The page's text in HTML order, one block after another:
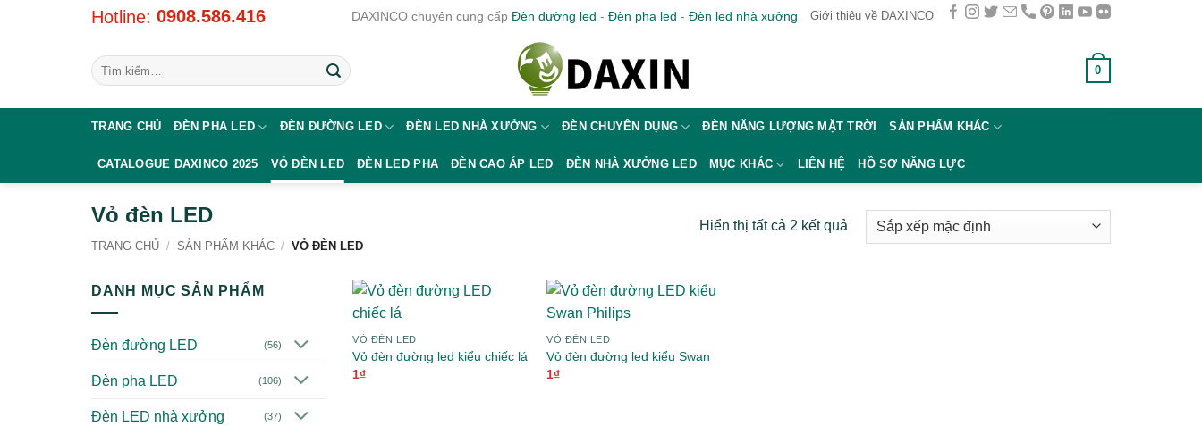
Hotline: 0908.586.416 DAXINCO chuyên cung cấp Đèn đường led - Đèn pha led - Đèn led nhà xưởng Giới thiệu về DAXINCO
Tìm
kiếm:
0
TRANG CHỦ ĐÈN PHA LED ĐÈN ĐƯỜNG LED ĐÈN LED NHÀ XƯỞNG ĐÈN CHUYÊN DỤNG ĐÈN NĂNG LƯỢNG MẶT TRỜI SẢN PHẨM KHÁC
CATALOGUE DAXINCO 2025 VỎ ĐÈN LED ĐÈN LED PHA ĐÈN CAO ÁP LED ĐÈN NHÀ XƯỞNG LED MỤC KHÁC LIÊN HỆ HỒ SƠ NĂNG LỰC
Vỏ đèn LED
TRANG CHỦ / SẢN PHẨM KHÁC / VỎ ĐÈN LED
Hiển thị tất cả 2 kết quả
DANH MỤC SẢN PHẨM
Đèn đường LED (56)
Đèn pha LED (106)
Đèn LED nhà xưởng (37)
VỎ ĐÈN LED
Vỏ đèn đường led kiểu chiếc lá
1₫
VỎ ĐÈN LED
Vỏ đèn đường led kiểu Swan
1₫